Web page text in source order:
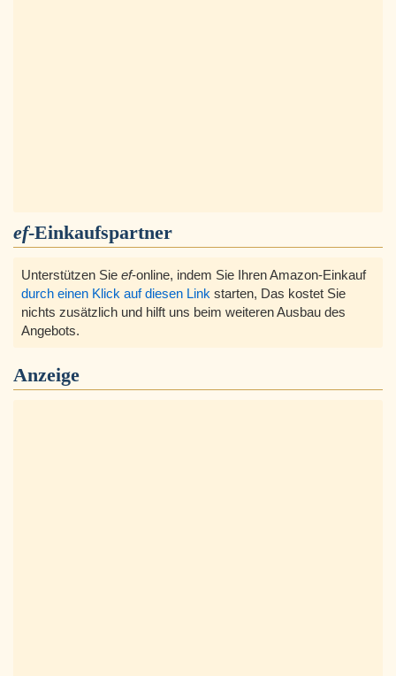
ef-Einkaufspartner
Unterstützen Sie ef-online, indem Sie Ihren Amazon-Einkauf
durch einen Klick auf diesen Link starten, Das kostet Sie
nichts zusätzlich und hilft uns beim weiteren Ausbau des
Angebots.
Anzeige